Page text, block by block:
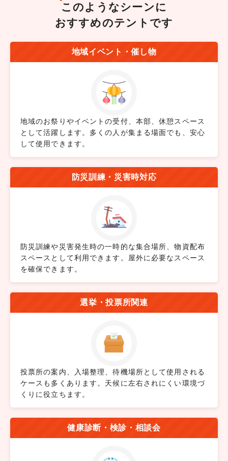
このようなシーンに
おすすめのテントです
地域イベント・催し物
地域のお祭りやイベントの受付、本部、休憩スペース
として活躍します。多くの人が集まる場面でも、安心
して使用できます。
防災訓練・災害時対応
防災訓練や災害発生時の一時的な集合場所、物資配布
スペースとして利用できます。屋外に必要なスペース
を確保できます。
選挙・投票所関連
投票所の案内、入場整理、待機場所として使用される
ケースも多くあります。天候に左右されにくい環境づ
くりに役立ちます。
健康診断・検診・相談会